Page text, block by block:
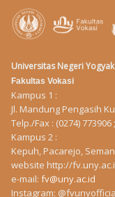
Universitas Negeri
Fakultas Vokasi
Kampus 1 :
Jl. Mandung Pengasih
Telp./Fax : (0274) 773906
Kampus 2 :
Kepuh, Pacarejo,
website http://
e-mail:fv@uny.ac.id
Instagram: